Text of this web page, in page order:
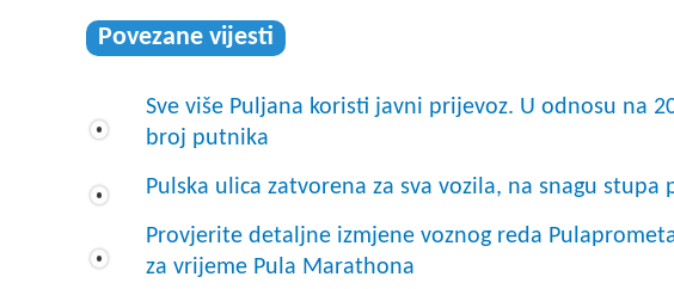
Povezane vijesti
Sve više Puljana koristi javni prijevoz. U odnosu na
broj putnika
Pulska ulica zatvorena za sva vozila, na snagu
Provjerite detaljne izmjene voznog reda
za vrijeme Pula Marathona